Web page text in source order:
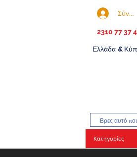
2310 77 37
Ελλάδα &
Κατηγορίες